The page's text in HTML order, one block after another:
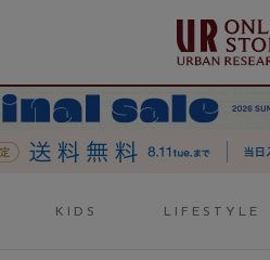
KIDS LIFESTYLE